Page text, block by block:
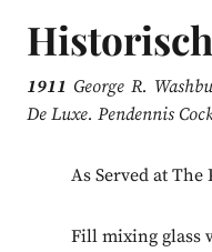
1911 George R.
De Luxe. Pendennis
As Served at
Fill mixing glass